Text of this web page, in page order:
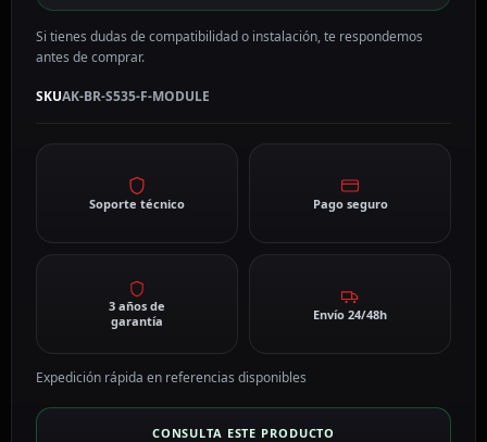
Si tienes dudas de compatibilidad o instalación, te respondemos
antes de comprar.
SKUAK-BR-S535-F-MODULE
Soporte técnico Pago seguro
3 años de
garantía
Envío 24/48h
Expedición rápida en referencias disponibles
CONSULTA ESTE PRODUCTO